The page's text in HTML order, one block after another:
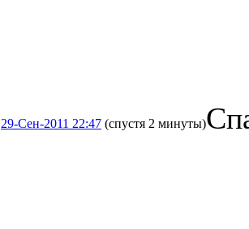
29-Сен-2011 22:47 (спустя 2 минуты)